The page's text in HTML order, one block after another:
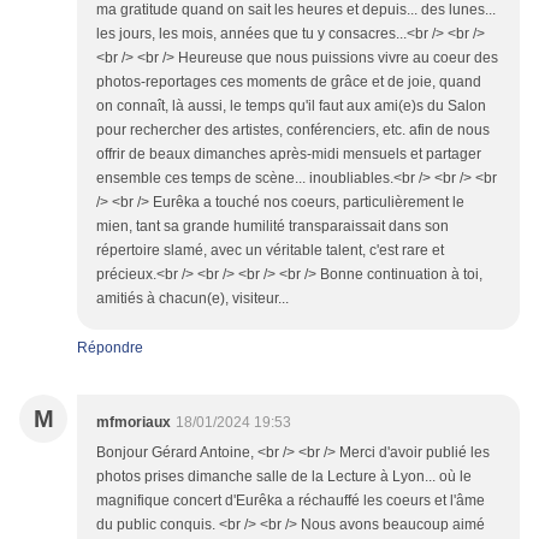
ma gratitude quand on sait les heures et depuis... des lunes...
les jours, les mois, années que tu y consacres...<br /> <br />
<br /> <br /> Heureuse que nous puissions vivre au coeur des
photos-reportages ces moments de grâce et de joie, quand
on connaît, là aussi, le temps qu'il faut aux ami(e)s du Salon
pour rechercher des artistes, conférenciers, etc. afin de nous
offrir de beaux dimanches après-midi mensuels et partager
ensemble ces temps de scène... inoubliables.<br /> <br /> <br
/> <br /> Eurêka a touché nos coeurs, particulièrement le
mien, tant sa grande humilité transparaissait dans son
répertoire slamé, avec un véritable talent, c'est rare et
précieux.<br /> <br /> <br /> <br /> Bonne continuation à toi,
amitiés à chacun(e), visiteur...
Répondre
M mfmoriaux 18/01/2024 19:53
Bonjour Gérard Antoine, <br /> <br /> Merci d'avoir publié les
photos prises dimanche salle de la Lecture à Lyon... où le
magnifique concert d'Eurêka a réchauffé les coeurs et l'âme
du public conquis. <br /> <br /> Nous avons beaucoup aimé